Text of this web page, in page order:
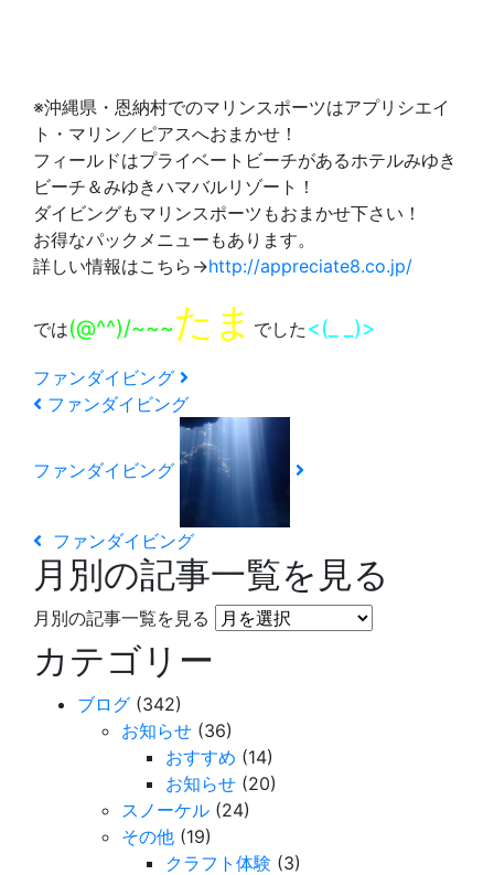
※沖縄県・恩納村でのマリンスポーツはアプリシエイ
ト・マリン／ピアスへおまかせ！
フィールドはプライベートビーチがあるホテルみゆき
ビーチ＆みゆきハマバルリゾート！
ダイビングもマリンスポーツもおまかせ下さい！
お得なパックメニューもあります。
詳しい情報はこちら→http://appreciate8.co.jp/
では(@^^)/~~~たま でした <(_ _)>
ファンダイビング
ファンダイビング
ファンダイビング
ファンダイビング
月別の記事一覧を見る
月別の記事一覧を見る
カテゴリー
ブログ (342)
お知らせ (36)
おすすめ (14)
お知らせ (20)
スノーケル (24)
その他 (19)
クラフト体験 (3)